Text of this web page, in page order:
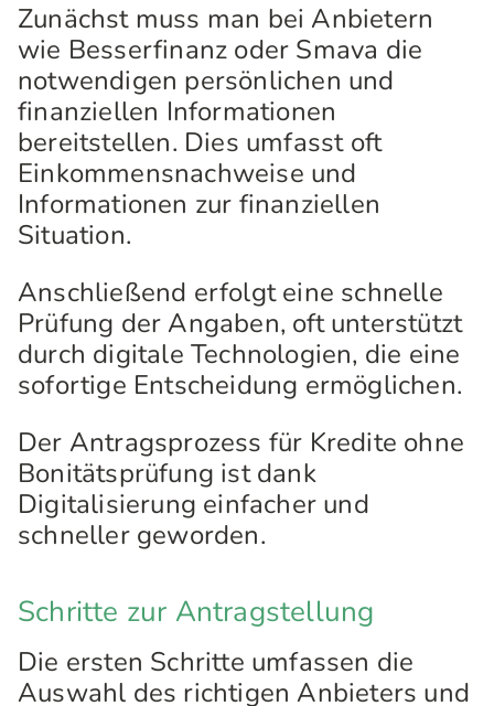
Zunächst muss man bei Anbietern
wie Besserfinanz oder Smava die
notwendigen persönlichen und
finanziellen Informationen
bereitstellen. Dies umfasst oft
Einkommensnachweise und
Informationen zur finanziellen
Situation.
Anschließend erfolgt eine schnelle
Prüfung der Angaben, oft unterstützt
durch digitale Technologien, die eine
sofortige Entscheidung ermöglichen.
Der Antragsprozess für Kredite ohne
Bonitätsprüfung ist dank
Digitalisierung einfacher und
schneller geworden.
Schritte zur Antragstellung
Die ersten Schritte umfassen die
Auswahl des richtigen Anbieters und